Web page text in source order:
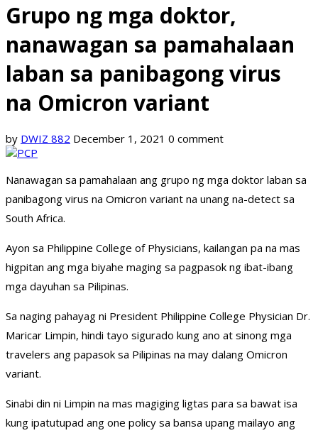
Grupo ng mga doktor,
nanawagan sa pamahalaan
laban sa panibagong virus
na Omicron variant
by DWIZ 882 December 1, 2021 0 comment
Nanawagan sa pamahalaan ang grupo ng mga doktor laban sa
panibagong virus na Omicron variant na unang na-detect sa
South Africa.
Ayon sa Philippine College of Physicians, kailangan pa na mas
higpitan ang mga biyahe maging sa pagpasok ng ibat-ibang
mga dayuhan sa Pilipinas.
Sa naging pahayag ni President Philippine College Physician Dr.
Maricar Limpin, hindi tayo sigurado kung ano at sinong mga
travelers ang papasok sa Pilipinas na may dalang Omicron
variant.
Sinabi din ni Limpin na mas magiging ligtas para sa bawat isa
kung ipatutupad ang one policy sa bansa upang mailayo ang